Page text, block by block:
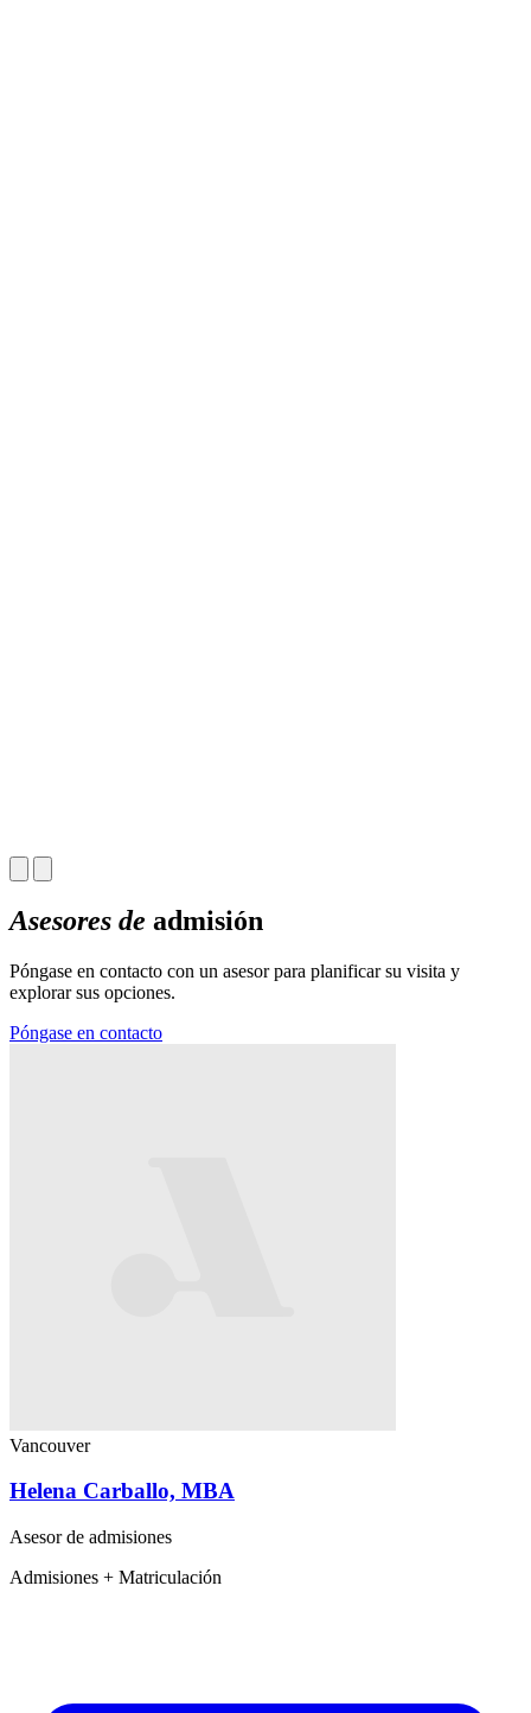
Asesores de admisión
Póngase en contacto con un asesor para planificar su visita y
explorar sus opciones.
Póngase en contacto
Vancouver
Helena Carballo, MBA
Asesor de admisiones
Admisiones + Matriculación